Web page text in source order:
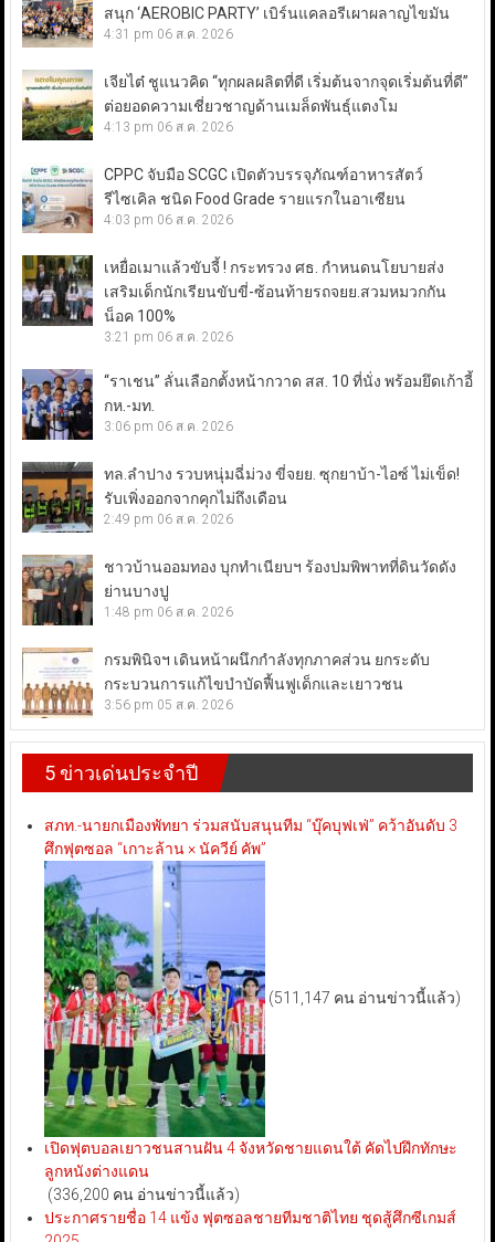
สนุก ‘AEROBIC PARTY’ เบิร์นแคลอรีเผาผลาญไขมัน
4:31 pm 06 ส.ค. 2026
เจียไต๋ ชูแนวคิด “ทุกผลผลิตที่ดี เริ่มต้นจากจุดเริ่มต้นที่ดี”
ต่อยอดความเชี่ยวชาญด้านเมล็ดพันธุ์แตงโม
4:13 pm 06 ส.ค. 2026
CPPC จับมือ SCGC เปิดตัวบรรจุภัณฑ์อาหารสัตว์
รีไซเคิล ชนิด Food Grade รายแรกในอาเซียน
4:03 pm 06 ส.ค. 2026
เหยื่อเมาแล้วขับจี้ ! กระทรวง ศธ. กำหนดนโยบายส่ง
เสริมเด็กนักเรียนขับขี่-ซ้อนท้ายรถจยย.สวมหมวกกัน
น็อค 100%
3:21 pm 06 ส.ค. 2026
“ราเชน” ลั่นเลือกตั้งหน้ากวาด สส. 10 ที่นั่ง พร้อมยึดเก้าอี้
กห.-มท.
3:06 pm 06 ส.ค. 2026
ทล.ลำปาง รวบหนุ่มฉี่ม่วง ขี่จยย. ซุกยาบ้า-ไอซ์ ไม่เข็ด!
รับเพิ่งออกจากคุกไม่ถึงเดือน
2:49 pm 06 ส.ค. 2026
ชาวบ้านออมทอง บุกทำเนียบฯ ร้องปมพิพาทที่ดินวัดดัง
ย่านบางปู
1:48 pm 06 ส.ค. 2026
กรมพินิจฯ เดินหน้าผนึกกำลังทุกภาคส่วน ยกระดับ
กระบวนการแก้ไขบำบัดฟื้นฟูเด็กและเยาวชน
3:56 pm 05 ส.ค. 2026
5 ข่าวเด่นประจำปี
สภท.-นายกเมืองพัทยา ร่วมสนับสนุนทีม “บุ๊คบุฟเฟ่” คว้าอันดับ 3
ศึกฟุตซอล “เกาะล้าน × นัควีย์ คัพ”
(511,147 คน อ่านข่าวนี้แล้ว)
เปิดฟุตบอลเยาวชนสานฝัน 4 จังหวัดชายแดนใต้ คัดไปฝึกทักษะ
ลูกหนังต่างแดน
(336,200 คน อ่านข่าวนี้แล้ว)
ประกาศรายชื่อ 14 แข้ง ฟุตซอลชายทีมชาติไทย ชุดสู้ศึกซีเกมส์